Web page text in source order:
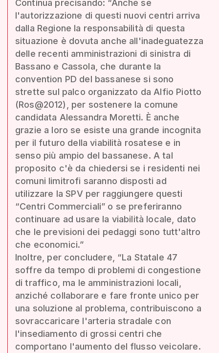
Continua precisando: “Anche se
l'autorizzazione di questi nuovi centri arriva
dalla Regione la responsabilità di questa
situazione è dovuta anche all'inadeguatezza
delle recenti amministrazioni di sinistra di
Bassano e Cassola, che durante la
convention PD del bassanese si sono
strette sul palco organizzato da Alfio Piotto
(Ros@2012), per sostenere la comune
candidata Alessandra Moretti. È anche
grazie a loro se esiste una grande incognita
per il futuro della viabilità rosatese e in
senso più ampio del bassanese. A tal
proposito c'è da chiedersi se i residenti nei
comuni limitrofi saranno disposti ad
utilizzare la SPV per raggiungere questi
“Centri Commerciali” o se preferiranno
continuare ad usare la viabilità locale, dato
che le previsioni dei pedaggi sono tutt'altro
che economici.”
Inoltre, per concludere, “La Statale 47
soffre da tempo di problemi di congestione
di traffico, ma le amministrazioni locali,
anziché collaborare e fare fronte unico per
una soluzione al problema, contribuiscono a
sovraccaricare l'arteria stradale con
l'insediamento di grossi centri che
comportano l'aumento del flusso veicolare.